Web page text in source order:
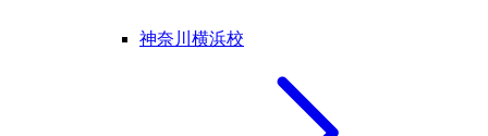
神奈川横浜校